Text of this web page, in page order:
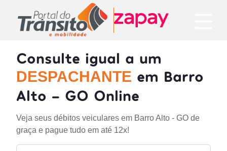
Consulte igual a um
DESPACHANTE em Barro
Alto - GO Online
Veja seus débitos veiculares em Barro Alto - GO de
graça e pague tudo em até 12x!